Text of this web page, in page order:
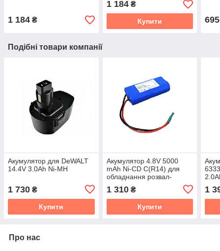
1 184 ₴
1 184₴
Купити 695
Подібні товари компанії
Акумулятор для DeWALT
14.4V 3.0Ah Ni-MH
1 730 ₴
Купити
Акумулятор 4.8V 5000
mAh Ni-CD C(R14) для
обладнання розвал-
1 310₴
Купити
1
Про нас